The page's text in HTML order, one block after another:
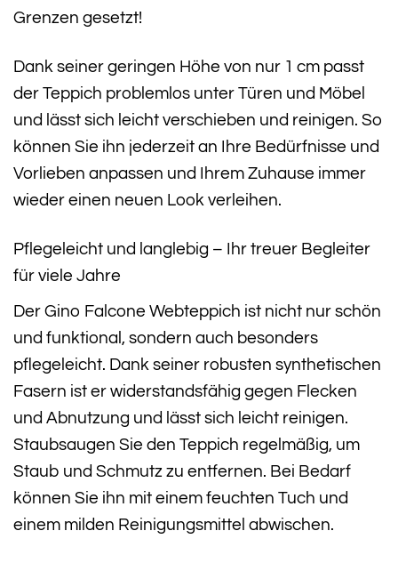
Grenzen gesetzt!
Dank seiner geringen Höhe von nur 1 cm passt
der Teppich problemlos unter Türen und Möbel
und lässt sich leicht verschieben und reinigen. So
können Sie ihn jederzeit an Ihre Bedürfnisse und
Vorlieben anpassen und Ihrem Zuhause immer
wieder einen neuen Look verleihen.
Pflegeleicht und langlebig – Ihr treuer Begleiter
für viele Jahre
Der Gino Falcone Webteppich ist nicht nur schön
und funktional, sondern auch besonders
pflegeleicht. Dank seiner robusten synthetischen
Fasern ist er widerstandsfähig gegen Flecken
und Abnutzung und lässt sich leicht reinigen.
Staubsaugen Sie den Teppich regelmäßig, um
Staub und Schmutz zu entfernen. Bei Bedarf
können Sie ihn mit einem feuchten Tuch und
einem milden Reinigungsmittel abwischen.